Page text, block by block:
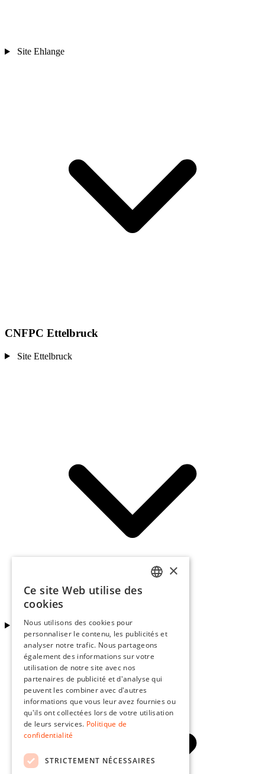
Site Ehlange
CNFPC Ettelbruck
Site Ettelbruck
Site Colmar-Berg
GERMAN
×
Ce site Web utilise des
cookies
Nous utilisons des cookies pour
personnaliser le contenu, les publicités et
analyser notre trafic. Nous partageons
également des informations sur votre
utilisation de notre site avec nos
partenaires de publicité et d'analyse qui
peuvent les combiner avec d'autres
informations que vous leur avez fournies ou
qu'ils ont collectées lors de votre utilisation
de leurs services. Politique de
confidentialité
STRICTEMENT NÉCESSAIRES